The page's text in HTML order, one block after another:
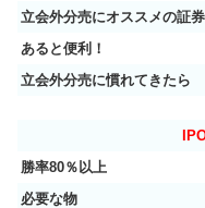
立会外分売にオススメの証
あると便利！
立会外分売に慣れてきたら
勝率80％以上
必要な物